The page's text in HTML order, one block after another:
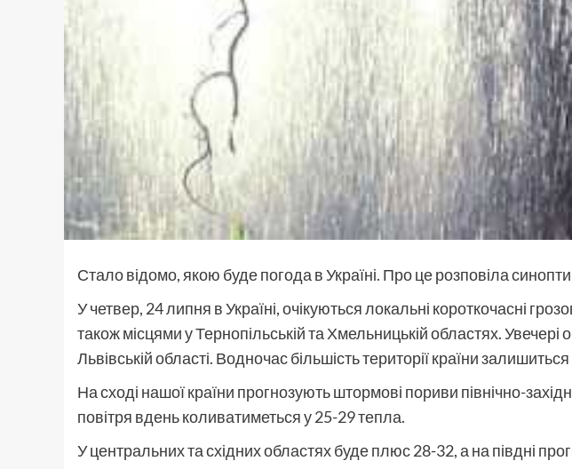
Стало відомо, якою буде погода в Україні. Про це розповіла
У четвер, 24 липня в Україні, очікуються локальні короткочасні
також місцями у Тернопільській та Хмельницькій областях.
Львівській області. Водночас більшість території країни залишиться
На сході нашої країни прогнозують штормові пориви північно-
повітря вдень коливатиметься у 25-29 тепла.
У центральних та східних областях буде плюс 28-32, а на півдні